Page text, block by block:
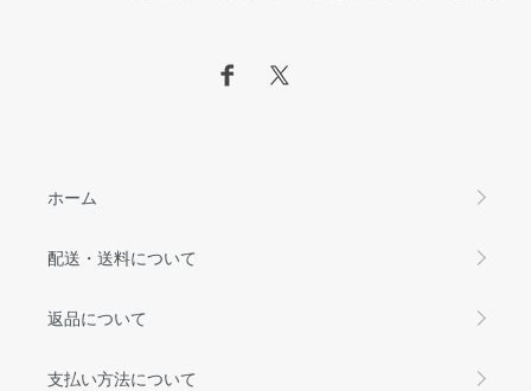
ホーム
配送・送料について
返品について
支払い方法について